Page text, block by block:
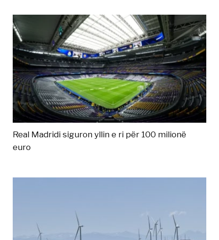
Real Madridi siguron yllin e ri për 100 milionë
euro